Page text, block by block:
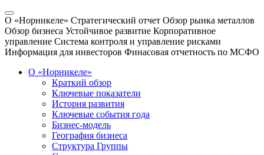
О «Норникеле» Стратегический отчет Обзор рынка металлов
Обзор бизнеса Устойчивое развитие Корпоративное
управление Система контроля и управление рисками
Информация для инвесторов Финасовая отчетность по МСФО
О «Норникеле»
Краткий обзор
Ключевые показатели
История развития
Ключевые события года
Бизнес-модель
География бизнеса
Структура Группы